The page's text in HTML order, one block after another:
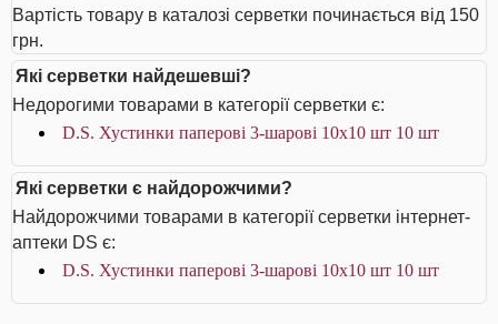
Вартість товару в каталозі серветки починається від 150
грн.
Які серветки найдешевші?
Недорогими товарами в категорії серветки є:
D.S. Хустинки паперові 3-шарові 10х10 шт 10 шт
Які серветки є найдорожчими?
Найдорожчими товарами в категорії серветки інтернет-
аптеки DS є:
D.S. Хустинки паперові 3-шарові 10х10 шт 10 шт